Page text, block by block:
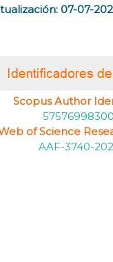
07-07-
Scopus Author
of Science
AAF-3740-